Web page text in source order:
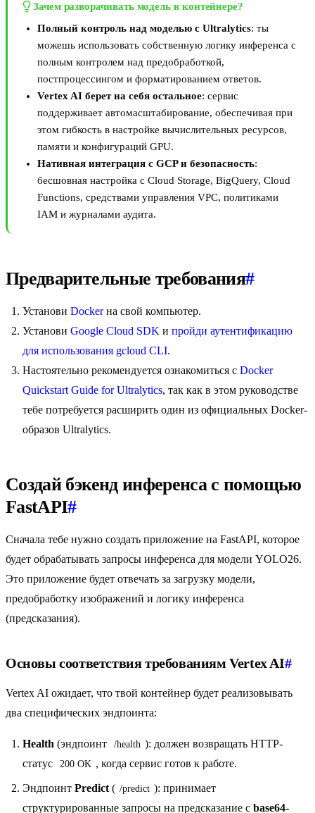
Зачем разворачивать модель в контейнере?
Полный контроль над моделью с Ultralytics: ты
можешь использовать собственную логику инференса с
полным контролем над предобработкой,
постпроцессингом и форматированием ответов.
Vertex AI берет на себя остальное: сервис
поддерживает автомасштабирование, обеспечивая при
этом гибкость в настройке вычислительных ресурсов,
памяти и конфигураций GPU.
Нативная интеграция с GCP и безопасность:
бесшовная настройка с Cloud Storage, BigQuery, Cloud
Functions, средствами управления VPC, политиками
IAM и журналами аудита.
Предварительные требования#
Установи Dockerна свой компьютер.
Установи Google Cloud SDK и пройди аутентификацию
для использования gcloud CLI.
Настоятельно рекомендуется ознакомиться с Docker
Quickstart Guide for Ultralytics, так как в этом руководстве
тебе потребуется расширить один из официальных Docker-
образов Ultralytics.
Создай бэкенд инференса с помощью
FastAPI#
Сначала тебе нужно создать приложение на FastAPI, которое
будет обрабатывать запросы инференса для модели YOLO26.
Это приложение будет отвечать за загрузку модели,
предобработку изображений и логику инференса
(предсказания).
Основы соответствия требованиям Vertex AI#
Vertex AI ожидает, что твой контейнер будет реализовывать
два специфических эндпоинта:
Health (эндпоинт /health ): должен возвращать HTTP-
статус
200 OK , когда сервис готов к работе.
Эндпоинт Predict ( /predict ): принимает
структурированные запросы на предсказание с base64-